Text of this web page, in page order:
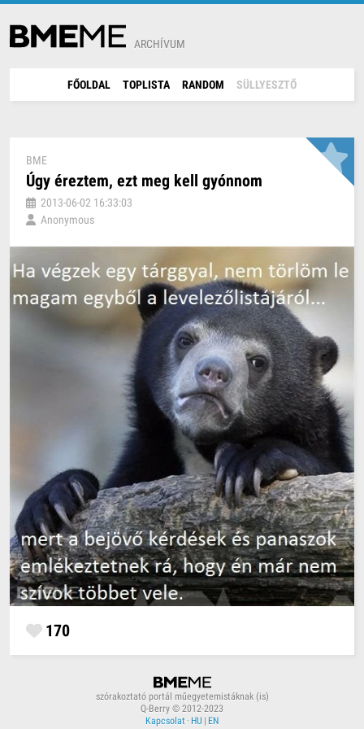
ARCHÍVUM
FŐOLDAL TOPLISTA RANDOM SÜLLYESZTŐ
BME
Úgy éreztem, ezt meg kell gyónnom
2013-06-02 16:33:03
Anonymous
170
szórakoztató portál műegyetemistáknak (is)
Q-Berry © 2012-2023
Kapcsolat · HU | EN